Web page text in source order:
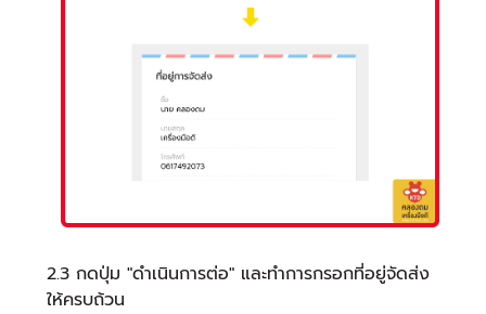
2.3 กดปุ่ม "ดำเนินการต่อ" และทำการกรอกที่อยู่จัดส่ง
ให้ครบถ้วน